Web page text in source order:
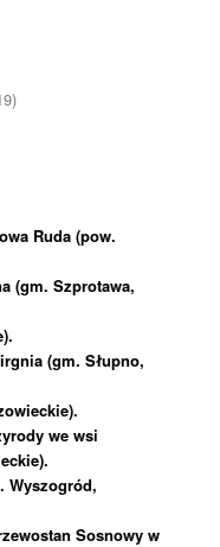
Ruda (pow.
(gm. Szprotawa,
(gm. Słupno,
we wsi
Wyszogród,
Sosnowy w